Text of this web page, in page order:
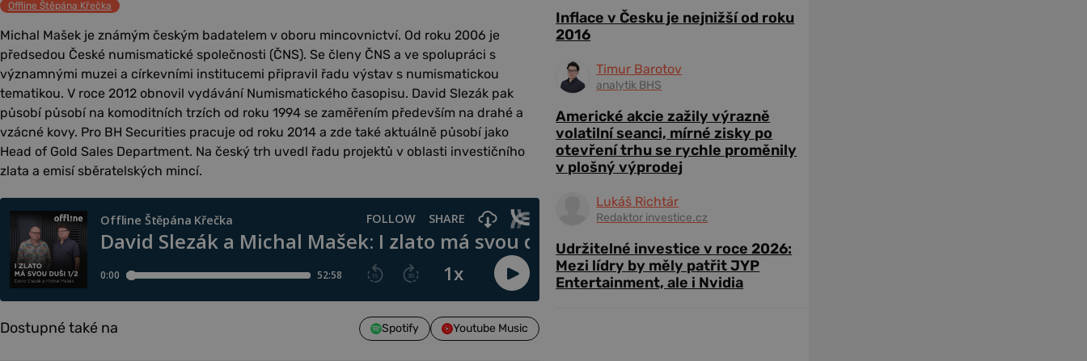
Offline Štěpána Křečka
Michal Mašek je známým českým badatelem v oboru mincovnictví. Od roku 2006 je
předsedou České numismatické společnosti (ČNS). Se členy ČNS a ve spolupráci s
významnými muzei a církevními institucemi připravil řadu výstav s numismatickou
tematikou. V roce 2012 obnovil vydávání Numismatického časopisu. David Slezák pak
působí působí na komoditních trzích od roku 1994 se zaměřením především na drahé a
vzácné kovy. Pro BH Securities pracuje od roku 2014 a zde také aktuálně působí jako
Head of Gold Sales Department. Na český trh uvedl řadu projektů v oblasti investičního
zlata a emisí sběratelských mincí.
Dostupné také na Spotify Youtube Music
Inflace v Česku je nejnižší od roku
2016
Timur Barotov
analytik BHS
Americké akcie zažily výrazně
volatilní seanci, mírné zisky po
otevření trhu se rychle proměnily
v plošný výprodej
Lukáš Richtár
Redaktor investice.cz
Udržitelné investice v roce 2026:
Mezi lídry by měly patřit JYP
Entertainment, ale i Nvidia